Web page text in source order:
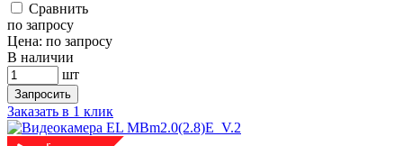
Cравнить
по запросу
Цена: по запросу
В наличии
шт
Запросить
Заказать в 1 клик